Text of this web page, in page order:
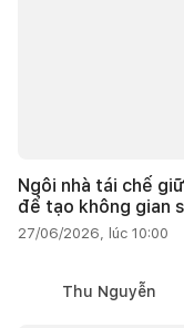
Ngôi nhà tái chế
để tạo không gian
27/06/2026, lúc 10:00
Thu Nguyễn